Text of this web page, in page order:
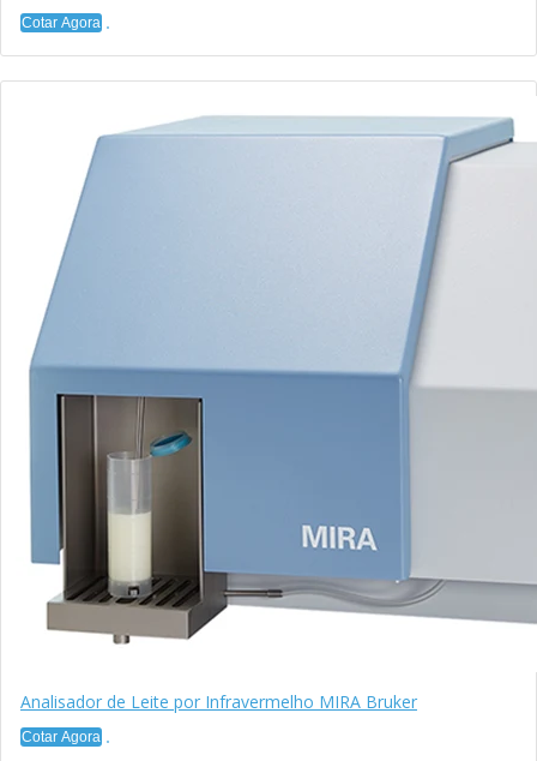
Cotar Agora
Analisador de Leite por Infravermelho MIRA Bruker
Cotar Agora